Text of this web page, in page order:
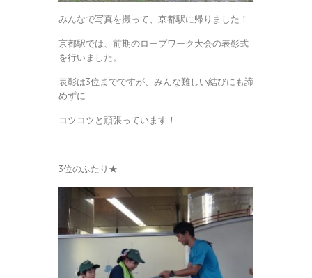
みんなで写真を撮って、京都駅に帰りました！
京都駅では、前期のロープワーク大会の表彰式
を行いました。
表彰は3位までですが、みんな難しい結びにも諦
めずに
コツコツと頑張っています！
3位のふたり★